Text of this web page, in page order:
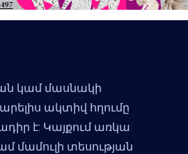
կամ մասնակի
ակտիվ հղումը
է: Կայքում առկա
մամուլի տեսության